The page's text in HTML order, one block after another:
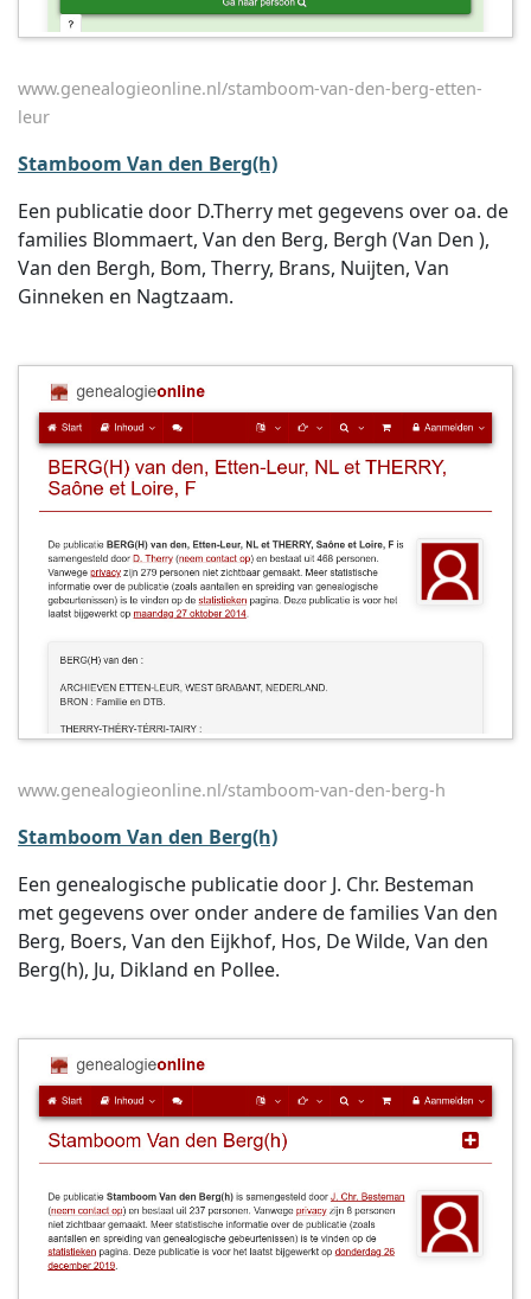
www.genealogieonline.nl/stamboom-van-den-berg-etten-
leur
Stamboom Van den Berg(h)
Een publicatie door D.Therry met gegevens over oa. de
families Blommaert, Van den Berg, Bergh (Van Den ),
Van den Bergh, Bom, Therry, Brans, Nuijten, Van
Ginneken en Nagtzaam.
www.genealogieonline.nl/stamboom-van-den-berg-h
Stamboom Van den Berg(h)
Een genealogische publicatie door J. Chr. Besteman
met gegevens over onder andere de families Van den
Berg, Boers, Van den Eijkhof, Hos, De Wilde, Van den
Berg(h), Ju, Dikland en Pollee.